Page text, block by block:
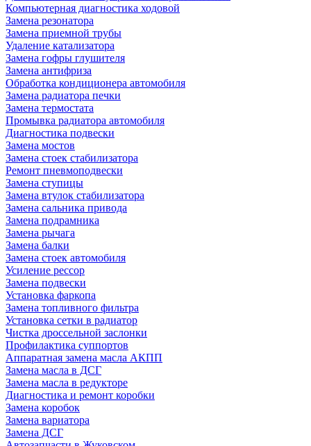
Компьютерная диагностика ходовой
Замена резонатора
Замена приемной трубы
Удаление катализатора
Замена гофры глушителя
Замена антифриза
Обработка кондиционера автомобиля
Замена радиатора печки
Замена термостата
Промывка радиатора автомобиля
Диагностика подвески
Замена мостов
Замена стоек стабилизатора
Ремонт пневмоподвески
Замена ступицы
Замена втулок стабилизатора
Замена сальника привода
Замена подрамника
Замена рычага
Замена балки
Замена стоек автомобиля
Усиление рессор
Замена подвески
Установка фаркопа
Замена топливного фильтра
Установка сетки в радиатор
Чистка дроссельной заслонки
Профилактика суппортов
Аппаратная замена масла АКПП
Замена масла в ДСГ
Замена масла в редукторе
Диагностика и ремонт коробки
Замена коробок
Замена вариатора
Замена ДСГ